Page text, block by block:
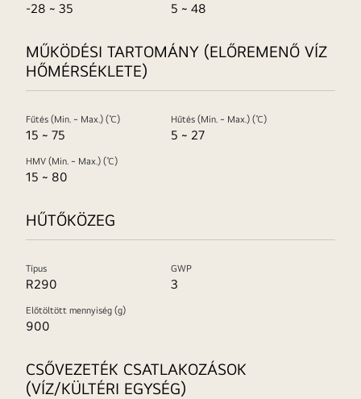
-28 ~ 35 5 ~ 48
MŰKÖDÉSI TARTOMÁNY (ELŐREMENŐ VÍZ
HŐMÉRSÉKLETE)
Fűtés (Min. ~ Max.) (℃)
15 ~ 75
Hűtés (Min. ~ Max.) (℃)
5 ~ 27
HMV (Min. ~ Max.) (℃)
15 ~ 80
HŰTŐKÖZEG
Típus
R290
GWP
3
Előtöltött mennyiség (g)
900
CSŐVEZETÉK CSATLAKOZÁSOK
(VÍZ/KÜLTÉRI EGYSÉG)